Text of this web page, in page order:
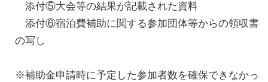
添付⑤大会等の結果が記載された資料
添付⑥宿泊費補助に関する参加団体等からの領収書
の写し
※補助金申請時に予定した参加者数を確保できなかっ